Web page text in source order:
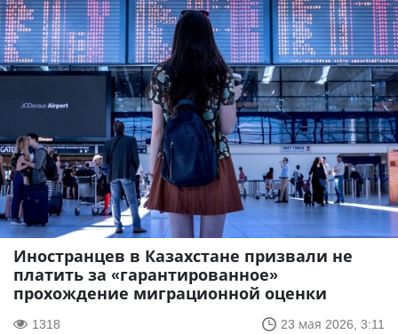
Иностранцев в Казахстане призвали не
платить за «гарантированное»
прохождение миграционной оценки
1318 23 мая 2026, 3:11